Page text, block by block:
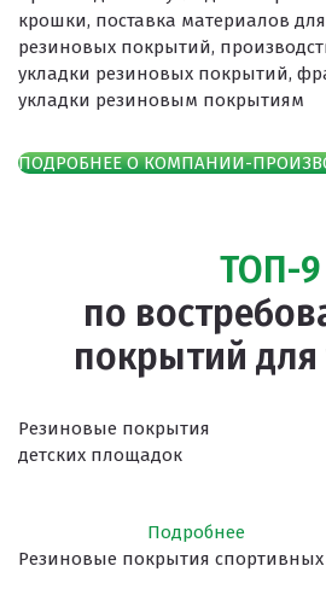
крошки, поставка материалов
резиновых покрытий,
укладки резиновых покрытий,
укладки резиновым покрытиям
ПОДРОБНЕЕ О КОМПАНИИ-
ТОП-9
по
покрытий для
Резиновые покрытия
детских площадок
Подробнее
Резиновые покрытия